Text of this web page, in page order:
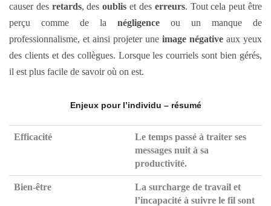
causer des retards, desoublis et des erreurs. Tout cela peut être
perçu comme de la négligence ou un manque de
professionnalisme, et ainsi projeter une image négative aux yeux
des clients et des collègues. Lorsque les courriels sont bien gérés,
il est plus facile de savoir où on est.
Enjeux pour l’individu – résumé
Efficacité Le temps passé à traiter ses
messages nuit à sa
productivité.
Bien-être La surcharge de travail et
l’incapacité à suivre le fil sont